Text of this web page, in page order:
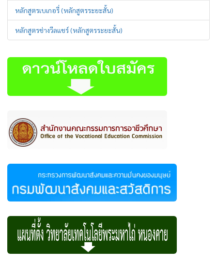
หลักสูตรเบเกอรี่ (หลักสูตรระยะสั้น)
หลักสูตรช่างวีลแชร์ (หลักสูตรระยะสั้น)